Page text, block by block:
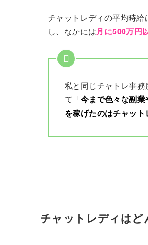
チャットレディの平均時
し、なかには月に500万円
私と同じチャトレ事
て 「今まで色々な副
を稼げたのはチャット
チャットレディはど